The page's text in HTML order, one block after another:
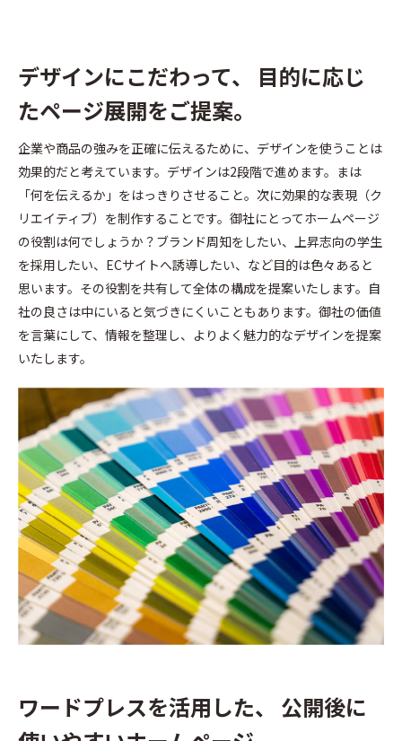
デザインにこだわって、
目的に応じ
たページ展開をご提案。
企業や商品の強みを正確に伝えるために、デザインを使うことは
効果的だと考えています。デザインは2段階で進めます。まは
「何を伝えるか」をはっきりさせること。次に効果的な表現（ク
リエイティブ）を制作することです。御社にとってホームページ
の役割は何でしょうか？ブランド周知をしたい、上昇志向の学生
を採用したい、ECサイトへ誘導したい、など目的は色々あると
思います。その役割を共有して全体の構成を提案いたします。自
社の良さは中にいると気づきにくいこともあります。御社の価値
を言葉にして、情報を整理し、よりよく魅力的なデザインを提案
いたします。
ワードプレスを活用した、 公開後に